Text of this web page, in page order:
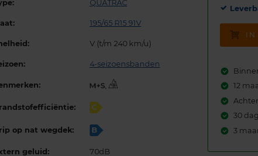
QUATRAC
195/65 R15 91V
V (t/m 240 km/u)
4-seizoensbanden
,
C
op nat wegdek: B
geluid: 70dB
IN
12
30
3